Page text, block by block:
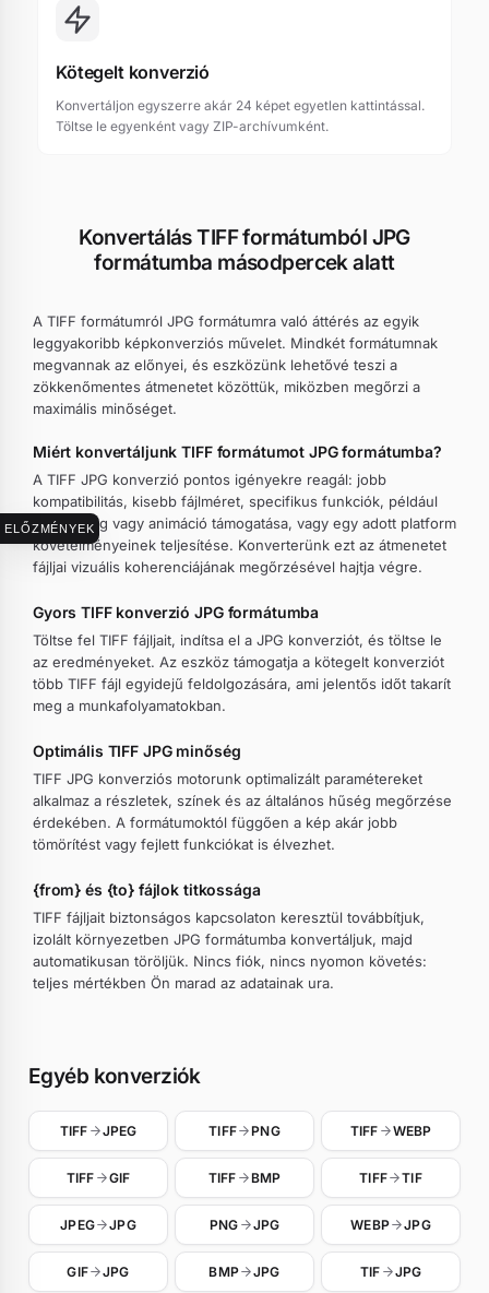
ELŐZMÉNYEK
Kötegelt konverzió
Konvertáljon egyszerre akár 24 képet egyetlen kattintással.
Töltse le egyenként vagy ZIP-archívumként.
Konvertálás TIFF formátumból JPG
formátumba másodpercek alatt
A TIFF formátumról JPG formátumra való áttérés az egyik
leggyakoribb képkonverziós művelet. Mindkét formátumnak
megvannak az előnyei, és eszközünk lehetővé teszi a
zökkenőmentes átmenetet közöttük, miközben megőrzi a
maximális minőséget.
Miért konvertáljunk TIFF formátumot JPG formátumba?
A TIFF JPG konverzió pontos igényekre reagál: jobb
kompatibilitás, kisebb fájlméret, specifikus funkciók, például
átlátszóság vagy animáció támogatása, vagy egy adott platform
követelményeinek teljesítése. Konverterünk ezt az átmenetet
fájljai vizuális koherenciájának megőrzésével hajtja végre.
Gyors TIFF konverzió JPG formátumba
Töltse fel TIFF fájljait, indítsa el a JPG konverziót, és töltse le
az eredményeket. Az eszköz támogatja a kötegelt konverziót
több TIFF fájl egyidejű feldolgozására, ami jelentős időt takarít
meg a munkafolyamatokban.
Optimális TIFF JPG minőség
TIFF JPG konverziós motorunk optimalizált paramétereket
alkalmaz a részletek, színek és az általános hűség megőrzése
érdekében. A formátumoktól függően a kép akár jobb
tömörítést vagy fejlett funkciókat is élvezhet.
{from} és {to} fájlok titkossága
TIFF fájljait biztonságos kapcsolaton keresztül továbbítjuk,
izolált környezetben JPG formátumba konvertáljuk, majd
automatikusan töröljük. Nincs fiók, nincs nyomon követés:
teljes mértékben Ön marad az adatainak ura.
Egyéb konverziók
TIFF JPEG TIFF PNG TIFF WEBP
TIFF GIF TIFF BMP TIFF TIF
JPEG JPG PNG JPG WEBP JPG
GIF JPG BMP JPG TIF JPG